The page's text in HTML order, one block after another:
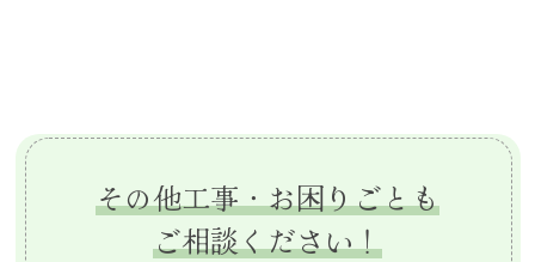
その他工事・お困りごとも
ご相談ください！